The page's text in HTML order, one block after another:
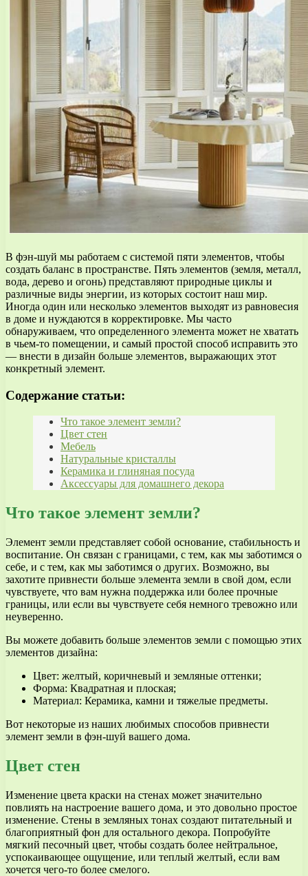
В фэн-шуй мы работаем с системой пяти элементов, чтобы
создать баланс в пространстве. Пять элементов (земля, металл,
вода, дерево и огонь) представляют природные циклы и
различные виды энергии, из которых состоит наш мир.
Иногда один или несколько элементов выходят из равновесия
в доме и нуждаются в корректировке. Мы часто
обнаруживаем, что определенного элемента может не хватать
в чьем-то помещении, и самый простой способ исправить это
— внести в дизайн больше элементов, выражающих этот
конкретный элемент.
Содержание статьи:
Что такое элемент земли?
Цвет стен
Мебель
Натуральные кристаллы
Керамика и глиняная посуда
Аксессуары для домашнего декора
Что такое элемент земли?
Элемент земли представляет собой основание, стабильность и
воспитание. Он связан с границами, с тем, как мы заботимся о
себе, и с тем, как мы заботимся о других. Возможно, вы
захотите привнести больше элемента земли в свой дом, если
чувствуете, что вам нужна поддержка или более прочные
границы, или если вы чувствуете себя немного тревожно или
неуверенно.
Вы можете добавить больше элементов земли с помощью этих
элементов дизайна:
Цвет: желтый, коричневый и земляные оттенки;
Форма: Квадратная и плоская;
Материал: Керамика, камни и тяжелые предметы.
Вот некоторые из наших любимых способов привнести
элемент земли в фэн-шуй вашего дома.
Цвет стен
Изменение цвета краски на стенах может значительно
повлиять на настроение вашего дома, и это довольно простое
изменение. Стены в земляных тонах создают питательный и
благоприятный фон для остального декора. Попробуйте
мягкий песочный цвет, чтобы создать более нейтральное,
успокаивающее ощущение, или теплый желтый, если вам
хочется чего-то более смелого.